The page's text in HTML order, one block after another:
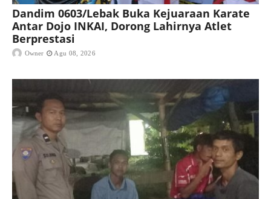
Dandim 0603/Lebak Buka Kejuaraan Karate
Antar Dojo INKAI, Dorong Lahirnya Atlet
Berprestasi
Owner Agu 08, 2026